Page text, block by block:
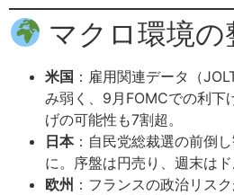
マクロ環境の
米国 ：雇用関連データ（
み弱く、9月FOMCでの利下
げの可能性も7割超。
日本：自民党総裁選の前倒
に。序盤は円売り、週末はド
欧州 ：フランスの政治リス